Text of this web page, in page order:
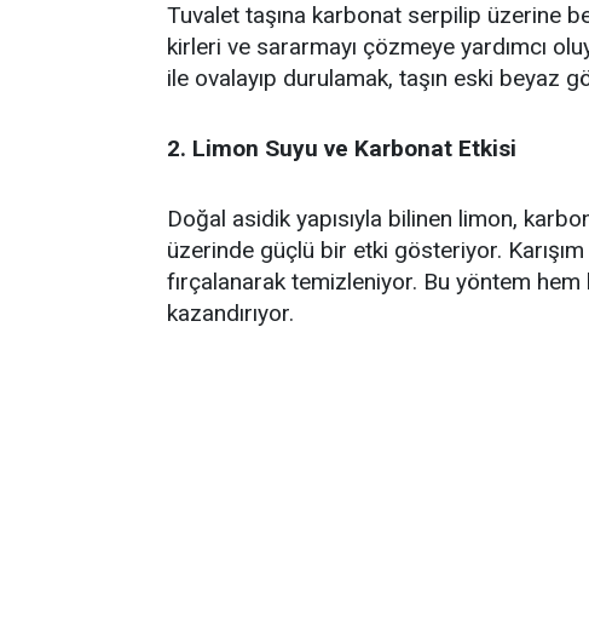
Tuvalet taşına karbonat serpilip üzerine
kirleri ve sararmayı çözmeye yardımcı
ile ovalayıp durulamak, taşın eski beyaz
2. Limon Suyu ve Karbonat Etkisi
Doğal asidik yapısıyla bilinen limon,
üzerinde güçlü bir etki gösteriyor.
fırçalanarak temizleniyor. Bu yöntem hem
kazandırıyor.